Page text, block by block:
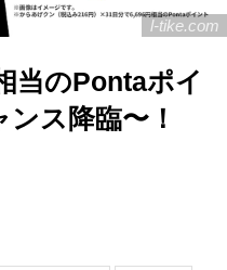
l-tike.com
当のPontaポイ
ス降臨〜！